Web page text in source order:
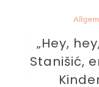
„Hey,
Stanišić,